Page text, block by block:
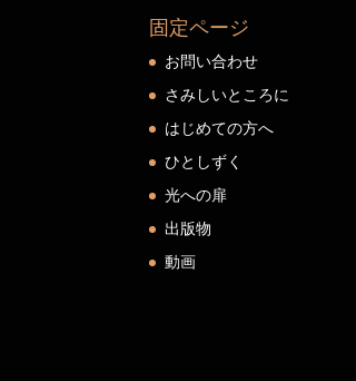
固定ページ
お問い合わせ
さみしいところに
はじめての方へ
ひとしずく
光への扉
出版物
動画